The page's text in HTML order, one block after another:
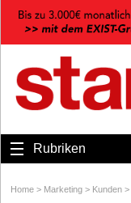
Rubriken
Home > Marketing > Kunden >